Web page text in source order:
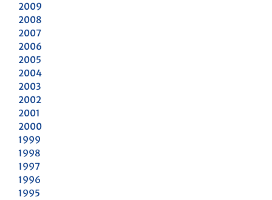
2009
2008
2007
2006
2005
2004
2003
2002
2001
2000
1999
1998
1997
1996
1995